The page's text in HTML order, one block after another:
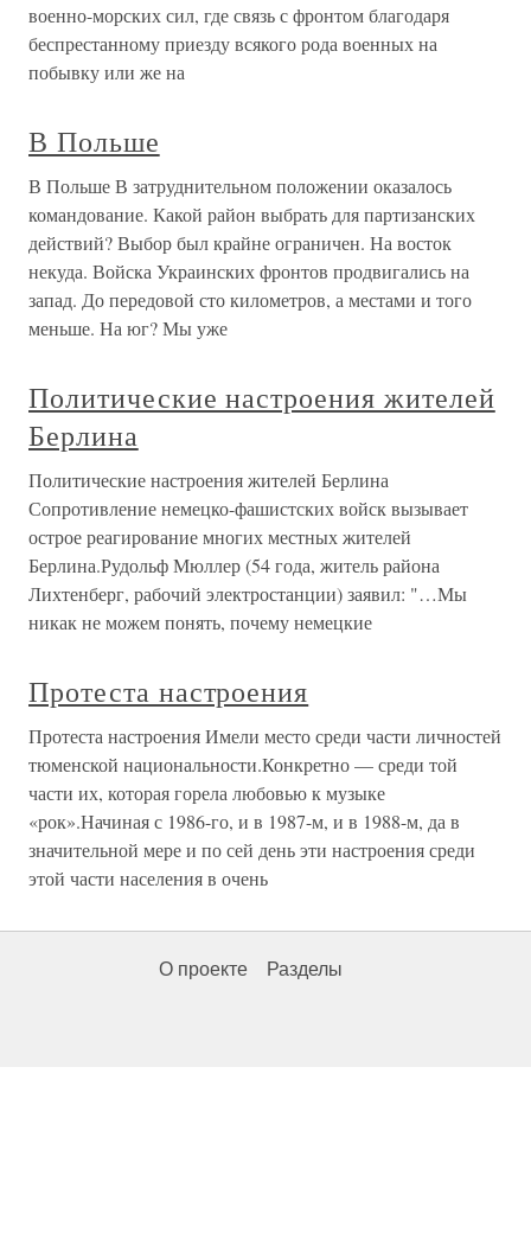
военно-морских сил, где связь с фронтом благодаря
беспрестанному приезду всякого рода военных на
побывку или же на
В Польше
В Польше В затруднительном положении оказалось
командование. Какой район выбрать для партизанских
действий? Выбор был крайне ограничен. На восток
некуда. Войска Украинских фронтов продвигались на
запад. До передовой сто километров, а местами и того
меньше. На юг? Мы уже
Политические настроения жителей
Берлина
Политические настроения жителей Берлина
Сопротивление немецко-фашистских войск вызывает
острое реагирование многих местных жителей
Берлина.Рудольф Мюллер (54 года, житель района
Лихтенберг, рабочий электростанции) заявил: "…Мы
никак не можем понять, почему немецкие
Протеста настроения
Протеста настроения Имели место среди части личностей
тюменской национальности.Конкретно — среди той
части их, которая горела любовью к музыке
«рок».Начиная с 1986-го, и в 1987-м, и в 1988-м, да в
значительной мере и по сей день эти настроения среди
этой части населения в очень
О проекте Разделы